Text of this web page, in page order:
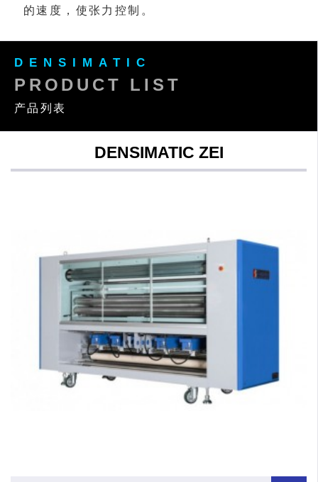
的速度，使张力控制。
DENSIMATIC
PRODUCT LIST
产品列表
DENSIMATIC ZEI